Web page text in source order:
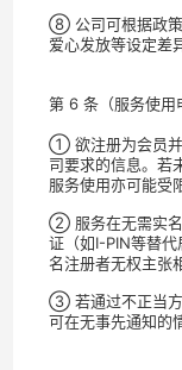
⑧ 公司可根据政策
爱心发放等设定差
第 6 条（服务使用
① 欲注册为会员并
司要求的信息。若
服务使用亦可能受
② 服务在无需实名
证（如I-PIN等替
名注册者无权主张
③ 若通过不正当方
可在无事先通知的